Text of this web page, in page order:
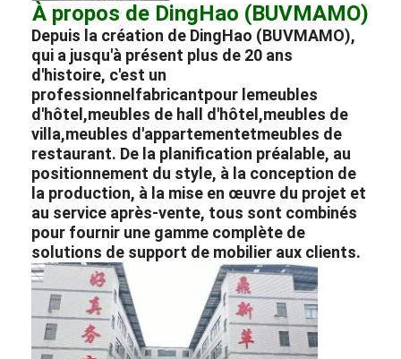
À propos de DingHao (BUVMAMO)
Depuis la création de DingHao (BUVMAMO),
qui a jusqu'à présent plus de 20 ans
d'histoire, c'est un
professionnel fabricantpour lemeubles
d'hôtel ,meubles de hall d'hôtel ,meubles de
villa,meubles d'appartementetmeubles de
restaurant. De la planification préalable, au
positionnement du style, à la conception de
la production, à la mise en œuvre du projet et
au service après-vente, tous sont combinés
pour fournir une gamme complète de
solutions de support de mobilier aux clients.